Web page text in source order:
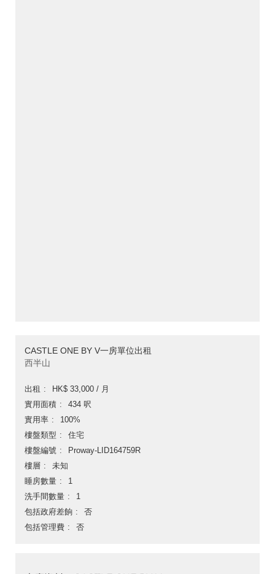
CASTLE ONE BY V一房單位出租
西半山
出租
HK$ 33,000 / 月
實用面積
434 呎
實用率
100%
樓盤類型
住宅
樓盤編號
Proway-LID164759R
樓層
未知
睡房數量
1
洗手間數量
1
包括政府差餉
否
包括管理費
否